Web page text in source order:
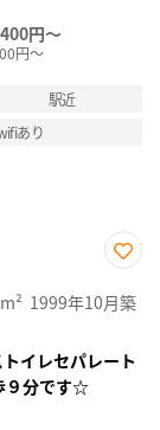
円～
円～
駅近
あり
に入
り登
1999年10月築
イレセパレート
９分です☆